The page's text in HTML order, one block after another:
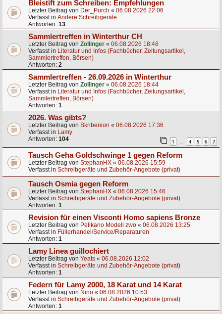
Bleistift zum Schreiben: Empfehlungen
Letzter Beitrag von Der_Purch « 06.08.2026 22:06
Verfasst in Andere Schreibgeräte
Antworten: 13
Sammlertreffen in Winterthur CH
Letzter Beitrag von Zollinger « 06.08.2026 18:48
Verfasst in Literatur und Infos (Fachbücher, Zeitungsartikel,
Sammlertreffen, Börsen)
Antworten: 2
Sammlertreffen - 26.09.2026 in Winterthur
Letzter Beitrag von Zollinger « 06.08.2026 18:44
Verfasst in Literatur und Infos (Fachbücher, Zeitungsartikel,
Sammlertreffen, Börsen)
Antworten: 1
2026. Was gibts?
Letzter Beitrag von Skribenion « 06.08.2026 17:36
Verfasst in Lamy
Antworten: 104 1 … 4 5 6 7
Tausch Geha Goldschwinge 1 gegen Reform
Letzter Beitrag von StephanHX « 06.08.2026 15:59
Verfasst in Schreibgeräte und Zubehör-Angebote (privat)
Tausch Osmia gegen Reform
Letzter Beitrag von StephanHX « 06.08.2026 15:46
Verfasst in Schreibgeräte und Zubehör-Angebote (privat)
Antworten: 1
Revision für einen Visconti Homo sapiens Bronze
Letzter Beitrag von Pelikano Modell zwo « 06.08.2026 13:25
Verfasst in Füllerhandel/Service/Reparaturen
Antworten: 1
Lamy Linea guillochiert
Letzter Beitrag von Yeats « 06.08.2026 12:02
Verfasst in Schreibgeräte und Zubehör-Angebote (privat)
Antworten: 1
Federn für Lamy 2000, 18 Karat und 14 Karat
Letzter Beitrag von Nino « 06.08.2026 10:53
Verfasst in Schreibgeräte und Zubehör-Angebote (privat)
Antworten: 1